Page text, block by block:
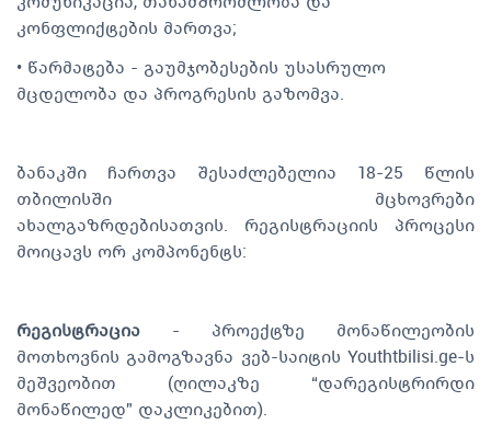
კონფლიქტების მართვა;
• წარმატება - გაუმჯობესების უსასრულო
მცდელობა და პროგრესის გაზომვა.
ბანაკში ჩართვა შესაძლებელია 18-25 წლის
თბილისში მცხოვრები
ახალგაზრდებისათვის. რეგისტრაციის პროცესი
მოიცავს ორ კომპონენტს:
რეგისტრაცია - პროექტზე მონაწილეობის
მოთხოვნის გამოგზავნა ვებ-საიტის Youthtbilisi.ge-ს
მეშვეობით (ღილაკზე “დარეგისტრირდი
მონაწილედ” დაკლიკებით).